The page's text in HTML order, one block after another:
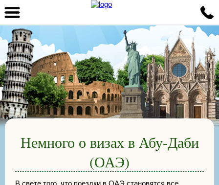
Немного о визах в Абу-Даби
(ОАЭ)
В свете того, что поездки в ОАЭ становятся все